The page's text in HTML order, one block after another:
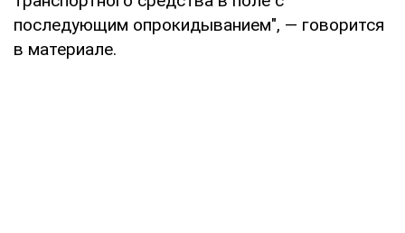
последующим опрокидыванием", — говорится
в материале.